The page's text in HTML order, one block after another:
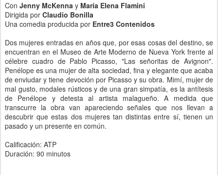
Con Jenny McKenna y María Elena Flamini
Dirigida por Claudio Bonilla
Una comedia producida por Entre3 Contenidos
Dos mujeres entradas en años que, por esas cosas del destino, se
encuentran en el Museo de Arte Moderno de Nueva York frente al
célebre cuadro de Pablo Picasso, "Las señoritas de Avignon".
Penélope es una mujer de alta sociedad, fina y elegante que acaba
de enviudar y tiene devoción por Picasso y su obra. Mimí, mujer de
mal gusto, modales rústicos y de una gran simpatía, es la antítesis
de Penélope y detesta al artista malagueño. A medida que
transcurre la obra van apareciendo señales que nos llevan a
descubrir que estas dos mujeres tan distintas entre sí, tienen un
pasado y un presente en común.
Calificación: ATP
Duración: 90 minutos